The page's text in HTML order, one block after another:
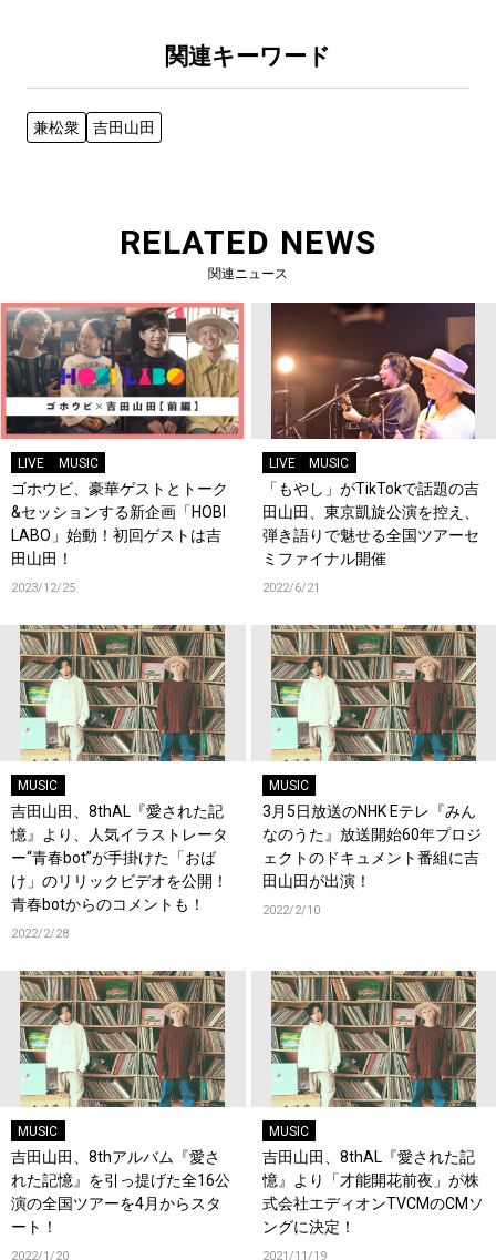
関連キーワード
兼松衆 吉田山田
RELATED NEWS
関連ニュース
LIVE MUSIC
ゴホウビ、豪華ゲストとトーク
&セッションする新企画「HOBI
LABO」始動！初回ゲストは吉
田山田！
2023/12/25
LIVE MUSIC
「もやし」がTikTokで話題の吉
田山田、東京凱旋公演を控え、
弾き語りで魅せる全国ツアーセ
ミファイナル開催
2022/6/21
MUSIC
吉田山田、8thAL『愛された記
憶』より、人気イラストレータ
ー“青春bot”が手掛けた「おば
け」のリリックビデオを公開！
青春botからのコメントも！
2022/2/28
MUSIC
3月5日放送のNHK Eテレ『みん
なのうた』放送開始60年プロジ
ェクトのドキュメント番組に吉
田山田が出演！
2022/2/10
MUSIC
吉田山田、8thアルバム『愛さ
れた記憶』を引っ提げた全16公
演の全国ツアーを4月からスタ
ート！
2022/1/20
MUSIC
吉田山田、8thAL『愛された記
憶』より「才能開花前夜」が株
式会社エディオンTVCMのCMソ
ングに決定！
2021/11/19